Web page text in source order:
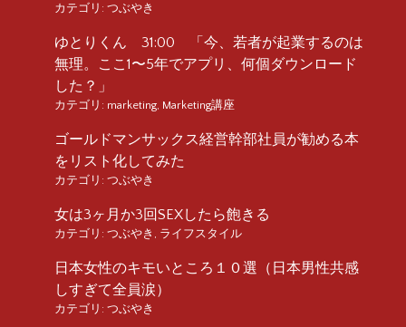
カテゴリ: つぶやき
ゆとりくん 31:00 「今、若者が起業するのは
無理。ここ1〜5年でアプリ、何個ダウンロード
した？」
カテゴリ: marketing Marketing講座
ゴールドマンサックス経営幹部社員が勧める本
をリスト化してみた
カテゴリ: つぶやき
女は3ヶ月か3回SEXしたら飽きる
カテゴリ: つぶやき ライフスタイル
日本女性のキモいところ１０選（日本男性共感
しすぎて全員涙）
カテゴリ: つぶやき